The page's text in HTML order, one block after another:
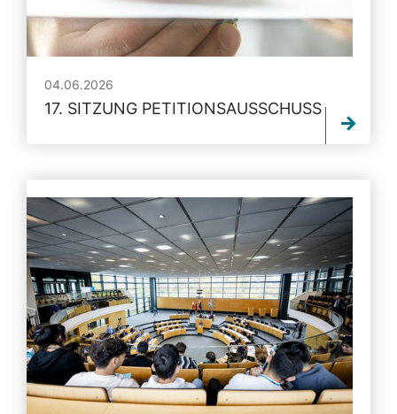
04.06.2026
17. SITZUNG PETITIONSAUSSCHUSS